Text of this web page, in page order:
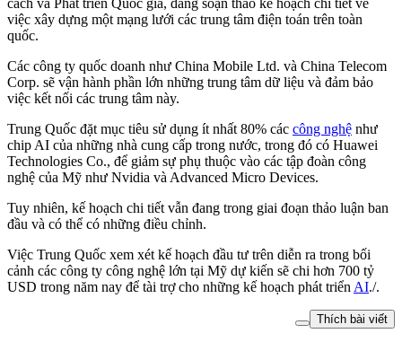
cách và Phát triển Quốc gia, đang soạn thảo kế hoạch chi tiết về
việc xây dựng một mạng lưới các trung tâm điện toán trên toàn
quốc.
Các công ty quốc doanh như China Mobile Ltd. và China Telecom
Corp. sẽ vận hành phần lớn những trung tâm dữ liệu và đảm bảo
việc kết nối các trung tâm này.
Trung Quốc đặt mục tiêu sử dụng ít nhất 80% các công nghệ như
chip AI của những nhà cung cấp trong nước, trong đó có Huawei
Technologies Co., để giảm sự phụ thuộc vào các tập đoàn công
nghệ của Mỹ như Nvidia và Advanced Micro Devices.
Tuy nhiên, kế hoạch chi tiết vẫn đang trong giai đoạn thảo luận ban
đầu và có thể có những điều chỉnh.
Việc Trung Quốc xem xét kế hoạch đầu tư trên diễn ra trong bối
cảnh các công ty công nghệ lớn tại Mỹ dự kiến sẽ chi hơn 700 tỷ
USD trong năm nay để tài trợ cho những kế hoạch phát triểnAI./.
Thích bài viết